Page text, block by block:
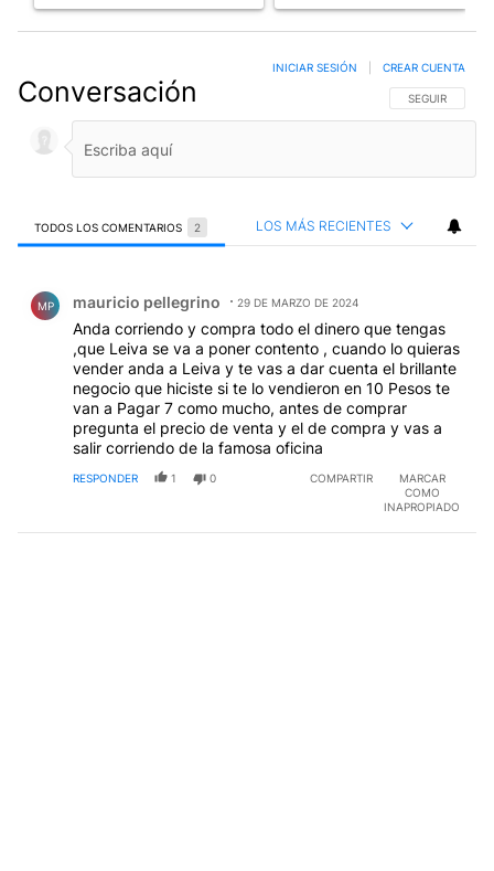
Conversación SIGA ESTA
SEGUIR
INICIAR SESIÓN CREAR CUENTA
TODOS LOS COMENTARIOS 2 LOS MÁS RECIENTES
MP mauricio pellegrino 29 DE MARZO DE 2024
Anda corriendo y compra todo el dinero que tengas
,que Leiva se va a poner contento , cuando lo quieras
vender anda a Leiva y te vas a dar cuenta el brillante
negocio que hiciste si te lo vendieron en 10 Pesos te
van a Pagar 7 como mucho, antes de comprar
pregunta el precio de venta y el de compra y vas a
salir corriendo de la famosa oficina
RESPONDER 1 0 COMPARTIR
MARCAR
COMO
INAPROPIADO